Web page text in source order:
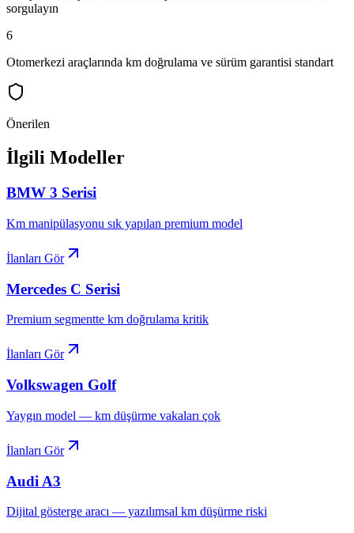
sorgulayın
6
Otomerkezi araçlarında km doğrulama ve sürüm garantisi standart
Önerilen
İlgili Modeller
BMW 3 Serisi
Km manipülasyonu sık yapılan premium model
İlanları Gör
Mercedes C Serisi
Premium segmentte km doğrulama kritik
İlanları Gör
Volkswagen Golf
Yaygın model — km düşürme vakaları çok
İlanları Gör
Audi A3
Dijital gösterge aracı — yazılımsal km düşürme riski